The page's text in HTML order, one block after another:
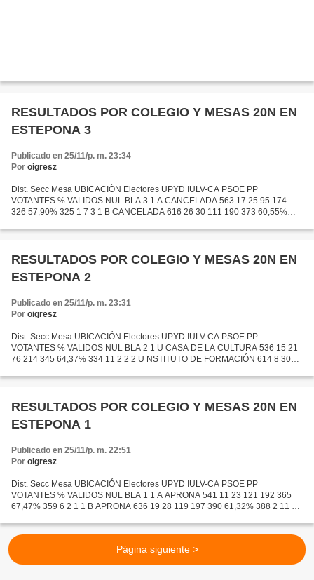
RESULTADOS POR COLEGIO Y MESAS 20N EN
ESTEPONA 3
Publicado en 25/11/p. m. 23:34
Por oigresz
Dist. Secc Mesa UBICACIÓN Electores UPYD IULV-CA PSOE PP
VOTANTES % VALIDOS NUL BLA 3 1 A CANCELADA 563 17 25 95 174
326 57,90% 325 1 7 3 1 B CANCELADA 616 26 30 111 190 373 60,55%
ISDABE...
RESULTADOS POR COLEGIO Y MESAS 20N EN
ESTEPONA 2
Publicado en 25/11/p. m. 23:31
Por oigresz
Dist. Secc Mesa UBICACIÓN Electores UPYD IULV-CA PSOE PP
VOTANTES % VALIDOS NUL BLA 2 1 U CASA DE LA CULTURA 536 15 21
76 214 345 64,37% 334 11 2 2 2 U NSTITUTO DE FORMACIÓN 614 8 30
64,50%...
RESULTADOS POR COLEGIO Y MESAS 20N EN
ESTEPONA 1
Publicado en 25/11/p. m. 22:51
Por oigresz
Dist. Secc Mesa UBICACIÓN Electores UPYD IULV-CA PSOE PP
VOTANTES % VALIDOS NUL BLA 1 1 A APRONA 541 11 23 121 192 365
67,47% 359 6 2 1 1 B APRONA 636 19 28 119 197 390 61,32% 388 2 11 1
MEDITERRÁNEO...
Página siguiente >